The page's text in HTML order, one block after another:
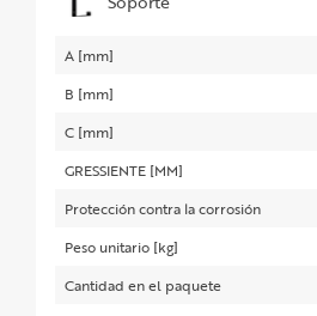
A [mm]
B [mm]
C [mm]
GRESSIENTE [MM]
Protección contra la corrosión
Peso unitario [kg]
Cantidad en el paquete